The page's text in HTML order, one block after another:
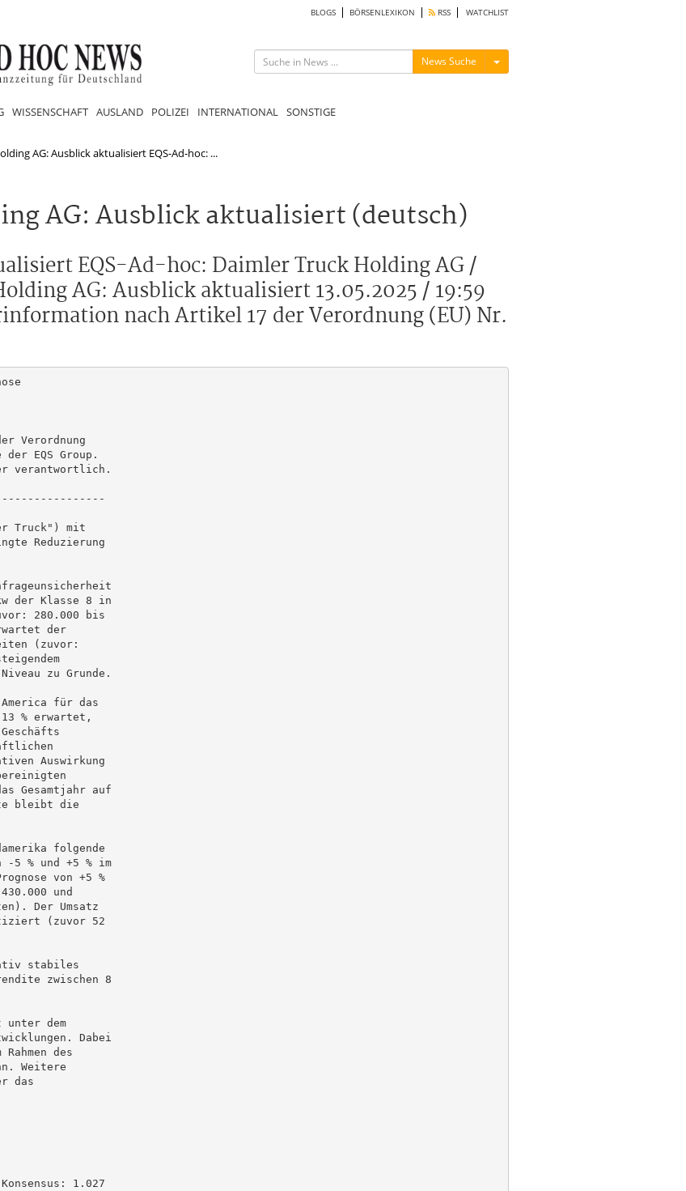
BLOGS BÖRSENLEXIKON RSS WATCHLIST
News Suche Menü ein-/ausblenden
WISSENSCHAFT AUSLAND POLIZEI INTERNATIONAL SONSTIGE
AG: Ausblick aktualisiert EQS-Ad-hoc: ...
AG: Ausblick aktualisiert (deutsch)
EQS-Ad-hoc: Daimler Truck Holding AG /
AG: Ausblick aktualisiert 13.05.2025 / 19:59
nach Artikel 17 der Verordnung (EU) Nr.
Verordnung
EQS Group.
verantwortlich.
Truck") mit
Reduzierung
der Klasse 8 in
280.000 bis
der
(zuvor:
zu Grunde.
für das
% erwartet,
Auswirkung
Gesamtjahr auf
bleibt die
folgende
-5 % und +5 % im
von +5 %
und
Der Umsatz
(zuvor 52
stabiles
zwischen 8
dem
Dabei
des
Weitere
das
1.027